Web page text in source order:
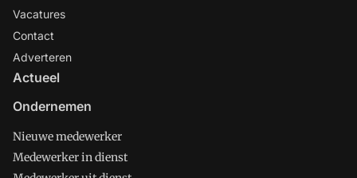
Vacatures
Contact
Adverteren
Actueel
Ondernemen
Nieuwe medewerker
Medewerker in dienst